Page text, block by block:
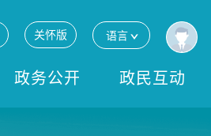
关怀版 语言
政务公开 政民互动